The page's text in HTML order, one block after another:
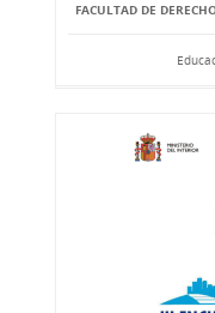
FACULTAD DE